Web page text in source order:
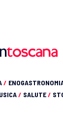
/
/ SALUTE/